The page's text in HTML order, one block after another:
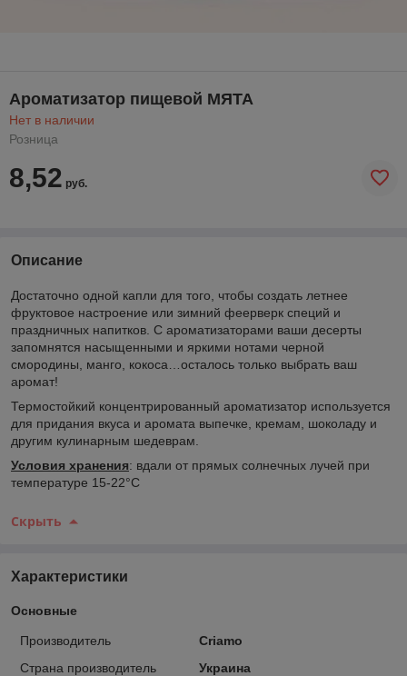
Ароматизатор пищевой МЯТА
Нет в наличии
Розница
8,52 руб.
Описание
Достаточно одной капли для того, чтобы создать летнее
фруктовое настроение или зимний феерверк специй и
праздничных напитков. С ароматизаторами ваши десерты
запомнятся насыщенными и яркими нотами черной
смородины, манго, кокоса…осталось только выбрать ваш
аромат!
Термостойкий концентрированный ароматизатор используется
для придания вкуса и аромата выпечке, кремам, шоколаду и
другим кулинарным шедеврам.
Условия хранения: вдали от прямых солнечных лучей при
температуре 15-22°С
Скрыть
Характеристики
Основные
Производитель
Criamo
Страна производитель
Украина